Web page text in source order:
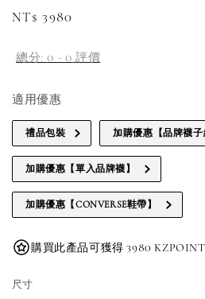
Regular
NT$ 3980
總分:0 - 0 評價
適用優惠
禮品包裝 加購優惠【品牌襪子
加購優惠【單入品牌襪】
加購優惠【CONVERSE鞋帶】
購買此產品可獲得 3980 KZPOINT
尺寸